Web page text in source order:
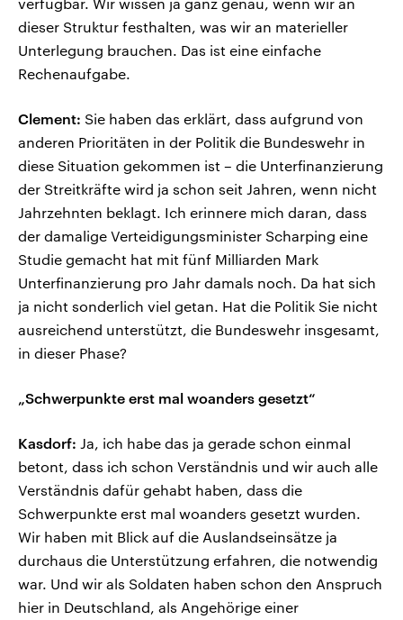
verfügbar. Wir wissen ja ganz genau, wenn wir an
dieser Struktur festhalten, was wir an materieller
Unterlegung brauchen. Das ist eine einfache
Rechenaufgabe.
Clement: Sie haben das erklärt, dass aufgrund von
anderen Prioritäten in der Politik die Bundeswehr in
diese Situation gekommen ist – die Unterfinanzierung
der Streitkräfte wird ja schon seit Jahren, wenn nicht
Jahrzehnten beklagt. Ich erinnere mich daran, dass
der damalige Verteidigungsminister Scharping eine
Studie gemacht hat mit fünf Milliarden Mark
Unterfinanzierung pro Jahr damals noch. Da hat sich
ja nicht sonderlich viel getan. Hat die Politik Sie nicht
ausreichend unterstützt, die Bundeswehr insgesamt,
in dieser Phase?
„Schwerpunkte erst mal woanders gesetzt“
Kasdorf: Ja, ich habe das ja gerade schon einmal
betont, dass ich schon Verständnis und wir auch alle
Verständnis dafür gehabt haben, dass die
Schwerpunkte erst mal woanders gesetzt wurden.
Wir haben mit Blick auf die Auslandseinsätze ja
durchaus die Unterstützung erfahren, die notwendig
war. Und wir als Soldaten haben schon den Anspruch
hier in Deutschland, als Angehörige einer